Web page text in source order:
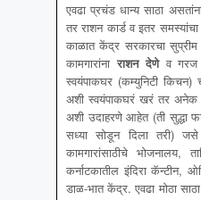
एवढा प्रचंड धान्य साठा
तर राशन कार्ड व इतर
काळात केंद्र सरकारचा सुप्रीम
कामगारांना राशन देणे व गरज
स्वयंपाकघर (कम्युनिटी
अशी स्वयंपाकघरं खरं तर अनेक
अशी उदाहरणे आहेत (ती सुद्धा
सध्या सोडून दिला तरी)
कामगारांसाठीचे भोजनालय,
कर्नाटकातील इंदिरा कॅन्टीन,
डाळ-भात केंद्र. एवढा मोठा